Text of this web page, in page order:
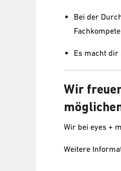
Bei der
Es macht dir
Wir
Wir bei eyes +
Weitere